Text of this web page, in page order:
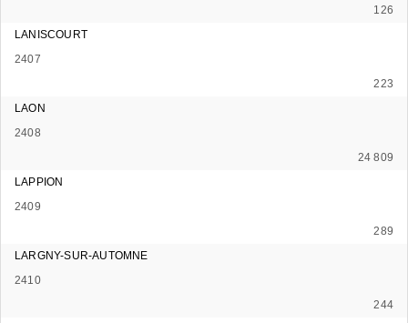
126
LANISCOURT
2407
223
LAON
2408
24 809
LAPPION
2409
289
LARGNY-SUR-AUTOMNE
2410
244